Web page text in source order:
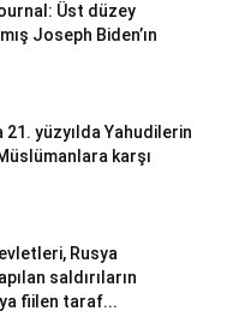
Üst düzey
Joseph Biden’ın
21. yüzyılda Yahudilerin
karşı
Rusya
saldırıların
fiilen taraf...